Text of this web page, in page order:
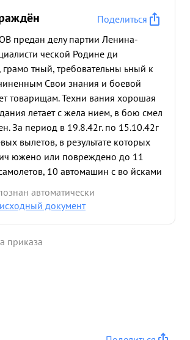
Поделиться
предан делу партии Ленина-
ческой Родине ди
тный, требовательны ьный к
Свои знания и боевой
товарищам. Техни вания хорошая
летает с жела нием, в бою смел
За период в 19.8.42г. по 15.10.42г
вылетов, в результате которых
южено или повреждено до 11
10 автомашин с во йсками
взвода пехоты противника
по разведке представлял
мотомехвойск и танков в
автоматически
документ
приказа